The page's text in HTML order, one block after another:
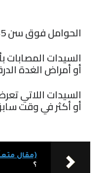
الحوامل فوق سن 35 سنة
السيدات
أو أمراض الغدة
السيدات اللاتي
أو أكثر في وقت
(مقال
؟